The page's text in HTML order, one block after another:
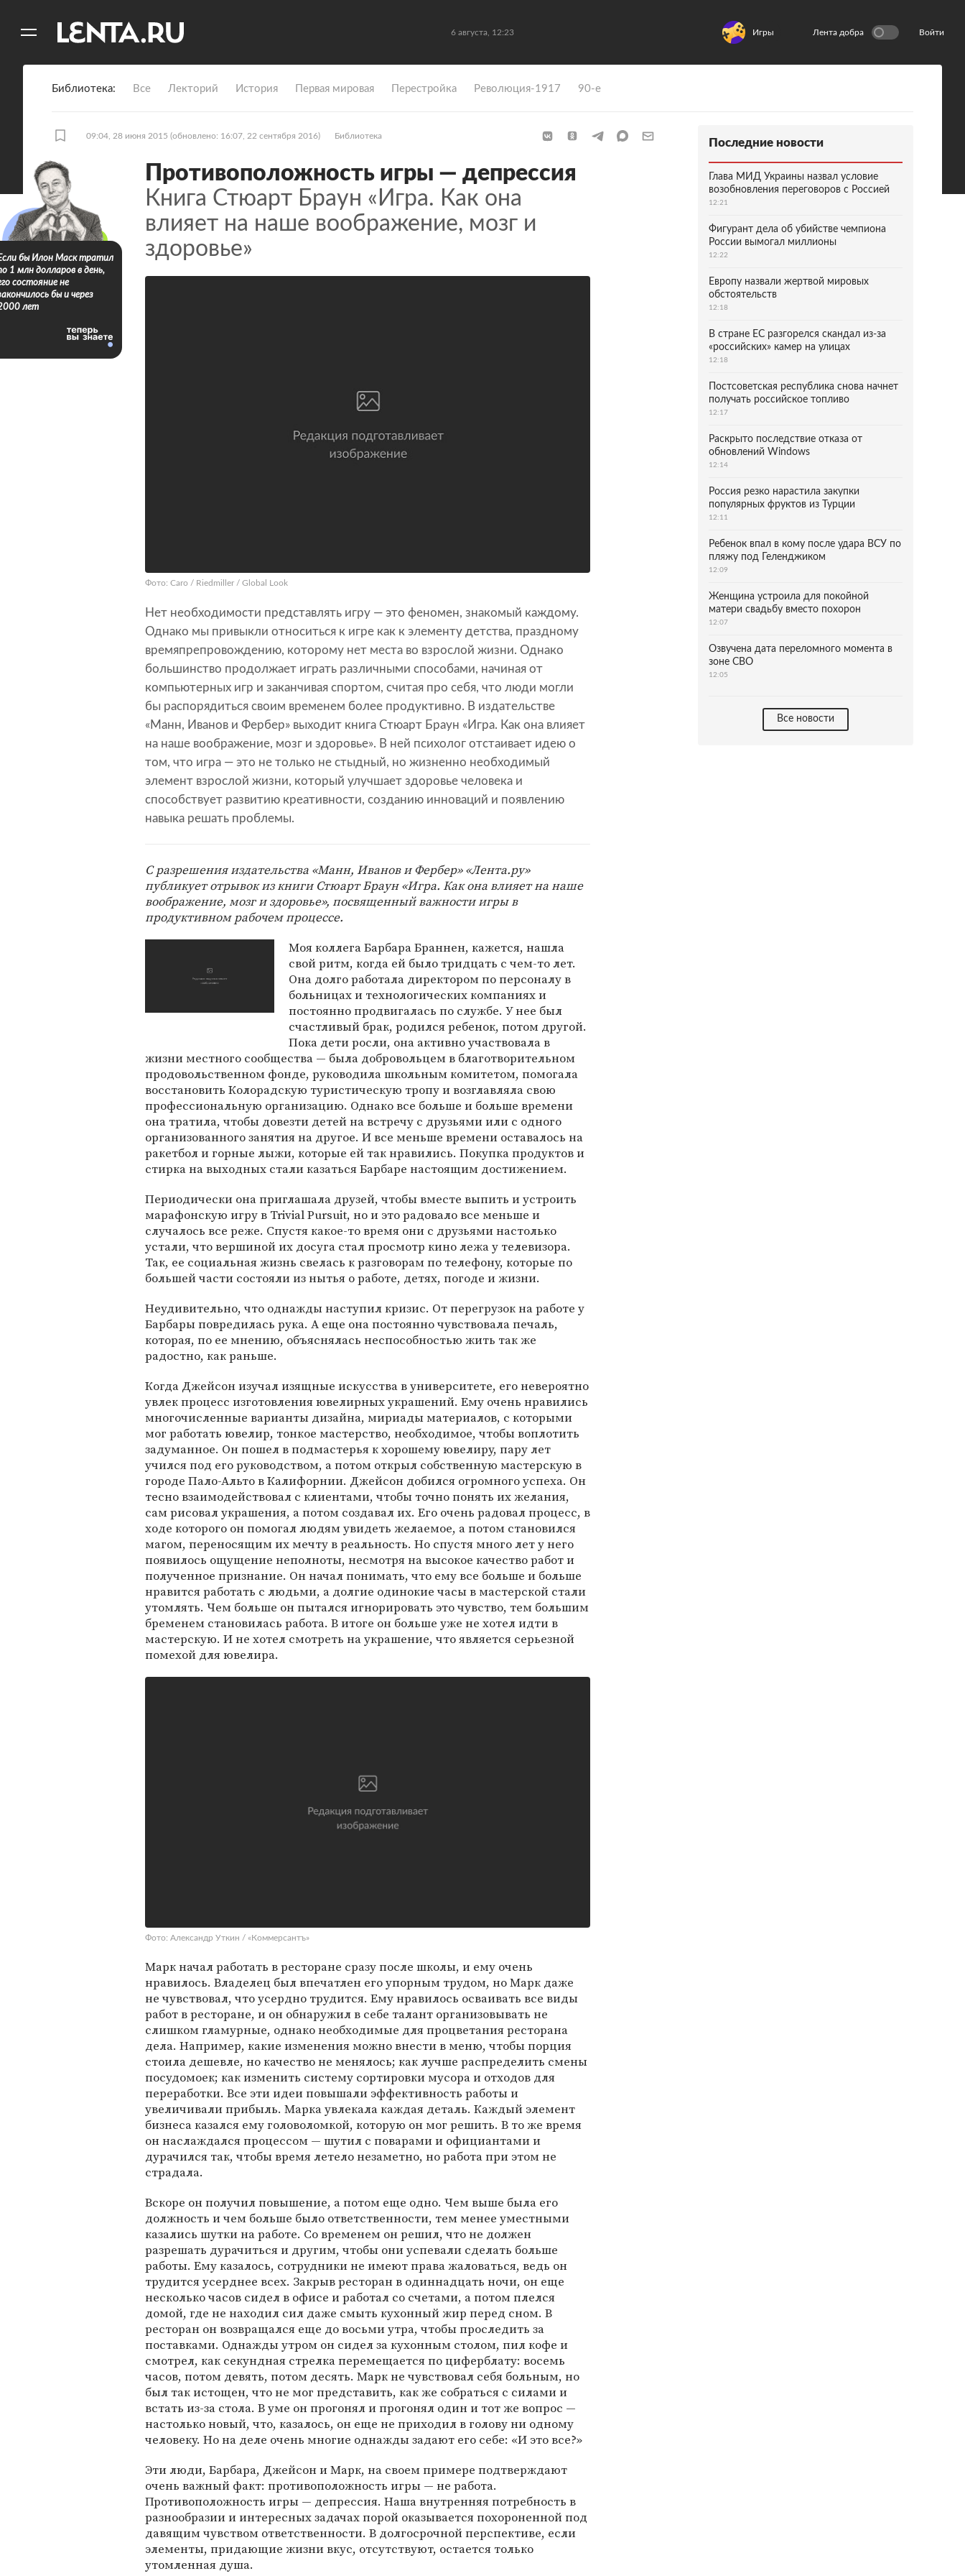
6 августа, 12:23 Игры Лента добра Войти
Библиотека Все Лекторий История Первая мировая Перестройка Революция-1917 90-е
09:04, 28 июня 2015 (обновлено: 16:07, 22 сентября 2016) Библиотека
Противоположность игры — депрессия
Книга Стюарт Браун «Игра. Как она
влияет на наше воображение, мозг и
здоровье»
Фото: Caro / Riedmiller / Global Look
Нет необходимости представлять игру — это феномен, знакомый каждому.
Однако мы привыкли относиться к игре как к элементу детства, праздному
времяпрепровождению, которому нет места во взрослой жизни. Однако
большинство продолжает играть различными способами, начиная от
компьютерных игр и заканчивая спортом, считая про себя, что люди могли
бы распорядиться своим временем более продуктивно. В издательстве
«Манн, Иванов и Фербер» выходит книга Стюарт Браун «Игра. Как она влияет
на наше воображение, мозг и здоровье». В ней психолог отстаивает идею о
том, что игра — это не только не стыдный, но жизненно необходимый
элемент взрослой жизни, который улучшает здоровье человека и
способствует развитию креативности, созданию инноваций и появлению
навыка решать проблемы.
С разрешения издательства «Манн, Иванов и Фербер» «Лента.ру»
публикует отрывок из книги Стюарт Браун «Игра. Как она влияет на наше
воображение, мозг и здоровье», посвященный важности игры в
продуктивном рабочем процессе.
Моя коллега Барбара Браннен, кажется, нашла
свой ритм, когда ей было тридцать с чем-то лет.
Она долго работала директором по персоналу в
больницах и технологических компаниях и
постоянно продвигалась по службе. У нее был
счастливый брак, родился ребенок, потом другой.
Пока дети росли, она активно участвовала в
жизни местного сообщества — была добровольцем в благотворительном
продовольственном фонде, руководила школьным комитетом, помогала
восстановить Колорадскую туристическую тропу и возглавляла свою
профессиональную организацию. Однако все больше и больше времени
она тратила, чтобы довезти детей на встречу с друзьями или с одного
организованного занятия на другое. И все меньше времени оставалось на
ракетбол и горные лыжи, которые ей так нравились. Покупка продуктов и
стирка на выходных стали казаться Барбаре настоящим достижением.
Периодически она приглашала друзей, чтобы вместе выпить и устроить
марафонскую игру в Trivial Pursuit, но и это радовало все меньше и
случалось все реже. Спустя какое-то время они с друзьями настолько
устали, что вершиной их досуга стал просмотр кино лежа у телевизора.
Так, ее социальная жизнь свелась к разговорам по телефону, которые по
большей части состояли из нытья о работе, детях, погоде и жизни.
Неудивительно, что однажды наступил кризис. От перегрузок на работе у
Барбары повредилась рука. А еще она постоянно чувствовала печаль,
которая, по ее мнению, объяснялась неспособностью жить так же
радостно, как раньше.
Когда Джейсон изучал изящные искусства в университете, его невероятно
увлек процесс изготовления ювелирных украшений. Ему очень нравились
многочисленные варианты дизайна, мириады материалов, с которыми
мог работать ювелир, тонкое мастерство, необходимое, чтобы воплотить
задуманное. Он пошел в подмастерья к хорошему ювелиру, пару лет
учился под его руководством, а потом открыл собственную мастерскую в
городе Пало-Альто в Калифорнии. Джейсон добился огромного успеха. Он
тесно взаимодействовал с клиентами, чтобы точно понять их желания,
сам рисовал украшения, а потом создавал их. Его очень радовал процесс, в
ходе которого он помогал людям увидеть желаемое, а потом становился
магом, переносящим их мечту в реальность. Но спустя много лет у него
появилось ощущение неполноты, несмотря на высокое качество работ и
полученное признание. Он начал понимать, что ему все больше и больше
нравится работать с людьми, а долгие одинокие часы в мастерской стали
утомлять. Чем больше он пытался игнорировать это чувство, тем большим
бременем становилась работа. В итоге он больше уже не хотел идти в
мастерскую. И не хотел смотреть на украшение, что является серьезной
помехой для ювелира.
Фото: Александр Уткин / «Коммерсантъ»
Марк начал работать в ресторане сразу после школы, и ему очень
нравилось. Владелец был впечатлен его упорным трудом, но Марк даже
не чувствовал, что усердно трудится. Ему нравилось осваивать все виды
работ в ресторане, и он обнаружил в себе талант организовывать не
слишком гламурные, однако необходимые для процветания ресторана
дела. Например, какие изменения можно внести в меню, чтобы порция
стоила дешевле, но качество не менялось; как лучше распределить смены
посудомоек; как изменить систему сортировки мусора и отходов для
переработки. Все эти идеи повышали эффективность работы и
увеличивали прибыль. Марка увлекала каждая деталь. Каждый элемент
бизнеса казался ему головоломкой, которую он мог решить. В то же время
он наслаждался процессом — шутил с поварами и официантами и
дурачился так, чтобы время летело незаметно, но работа при этом не
страдала.
Вскоре он получил повышение, а потом еще одно. Чем выше была его
должность и чем больше было ответственности, тем менее уместными
казались шутки на работе. Со временем он решил, что не должен
разрешать дурачиться и другим, чтобы они успевали сделать больше
работы. Ему казалось, сотрудники не имеют права жаловаться, ведь он
трудится усерднее всех. Закрыв ресторан в одиннадцать ночи, он еще
несколько часов сидел в офисе и работал со счетами, а потом плелся
домой, где не находил сил даже смыть кухонный жир перед сном. В
ресторан он возвращался еще до восьми утра, чтобы проследить за
поставками. Однажды утром он сидел за кухонным столом, пил кофе и
смотрел, как секундная стрелка перемещается по циферблату: восемь
часов, потом девять, потом десять. Марк не чувствовал себя больным, но
был так истощен, что не мог представить, как же собраться с силами и
встать из-за стола. В уме он прогонял и прогонял один и тот же вопрос —
настолько новый, что, казалось, он еще не приходил в голову ни одному
человеку. Но на деле очень многие однажды задают его себе: «И это все?»
Эти люди, Барбара, Джейсон и Марк, на своем примере подтверждают
очень важный факт: противоположность игры — не работа.
Противоположность игры — депрессия. Наша внутренняя потребность в
разнообразии и интересных задачах порой оказывается похороненной под
давящим чувством ответственности. В долгосрочной перспективе, если
элементы, придающие жизни вкус, отсутствуют, остается только
утомленная душа.
бы Илон Маск тратил
1 млн долларов в день,
состояние не
бы и через
лет
Последние новости
Глава МИД Украины назвал условие
возобновления переговоров с Россией
12:21
Фигурант дела об убийстве чемпиона
России вымогал миллионы
12:22
Европу назвали жертвой мировых
обстоятельств
12:18
В стране ЕС разгорелся скандал из-за
«российских» камер на улицах
12:18
Постсоветская республика снова начнет
получать российское топливо
12:17
Раскрыто последствие отказа от
обновлений Windows
12:14
Россия резко нарастила закупки
популярных фруктов из Турции
12:11
Ребенок впал в кому после удара ВСУ по
пляжу под Геленджиком
12:09
Женщина устроила для покойной
матери свадьбу вместо похорон
12:07
Озвучена дата переломного момента в
зоне СВО
12:05
Все новости